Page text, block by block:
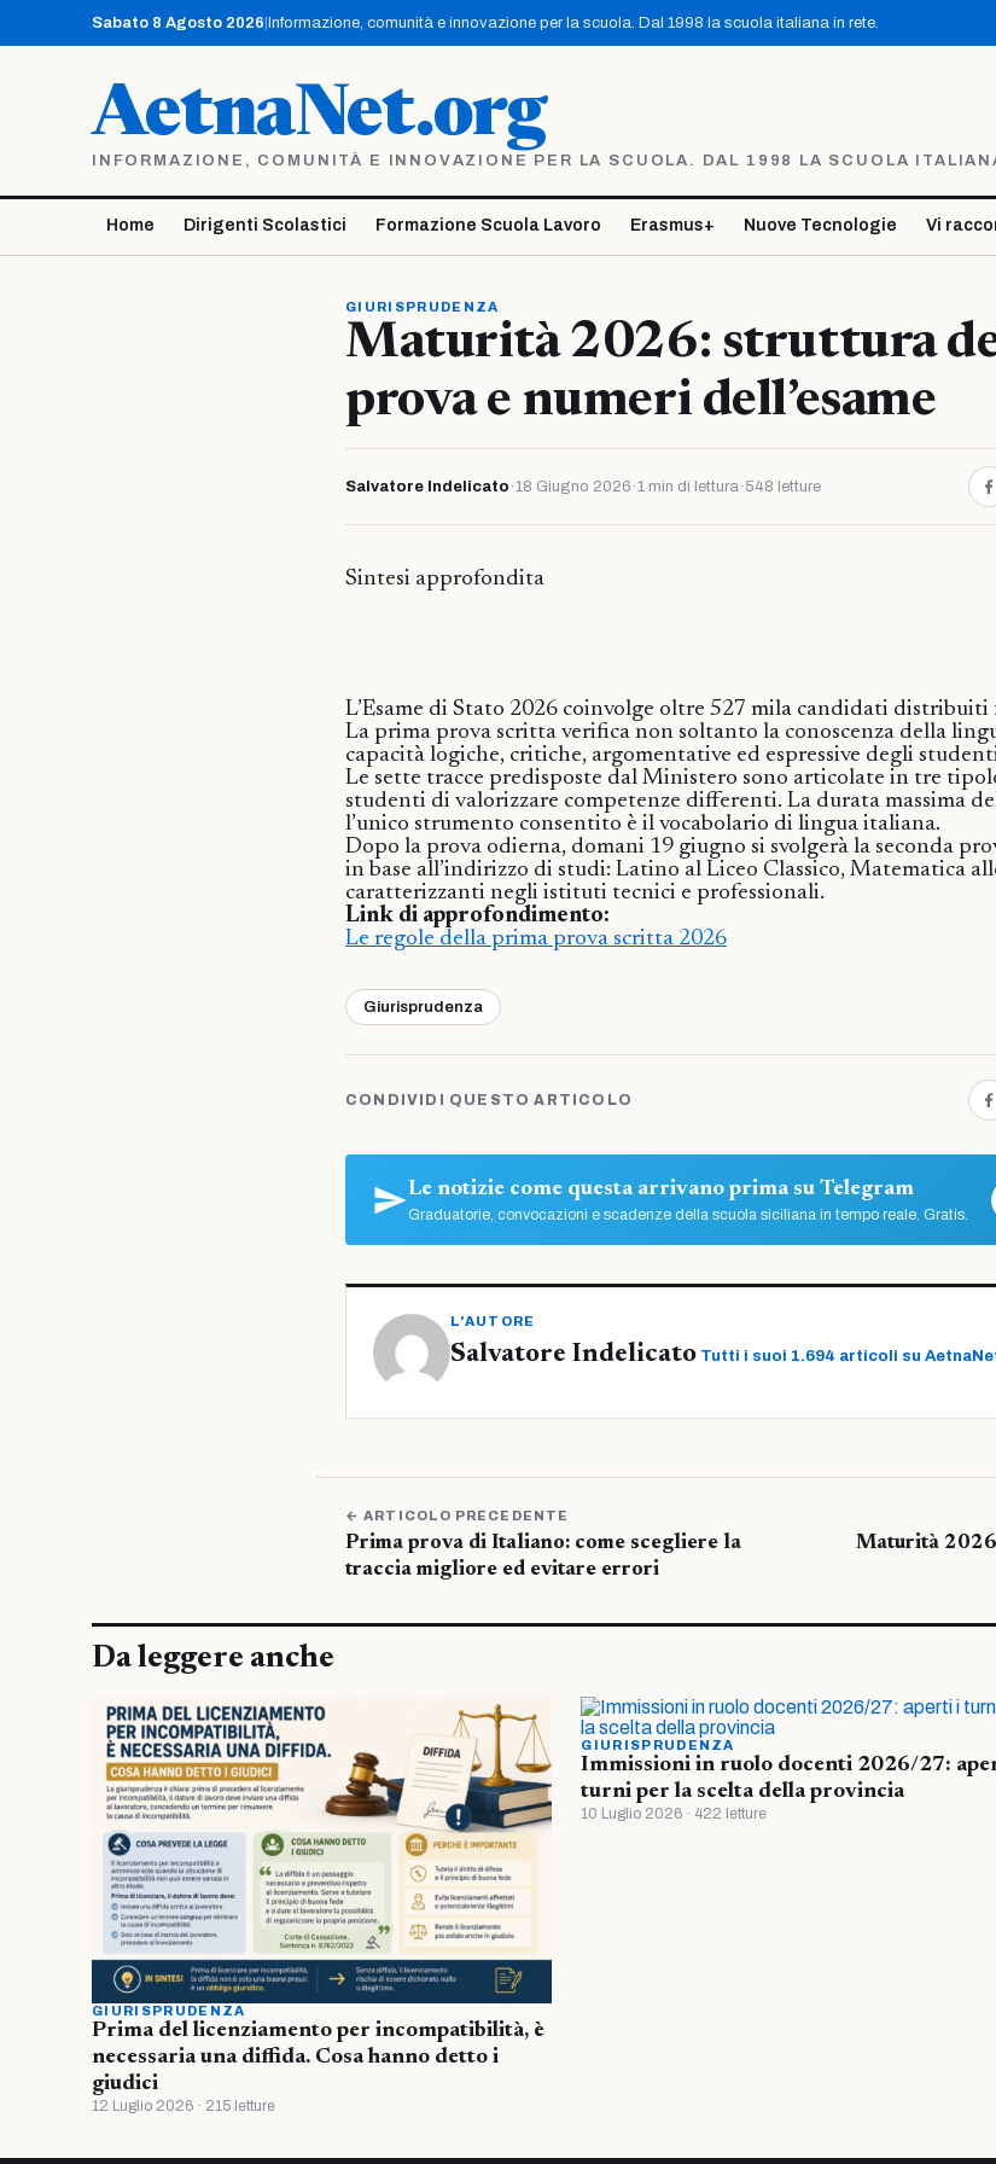
contenuto
Sabato 8 Agosto 2026 Informazione, comunità e innovazione per la scuola. Dal 1998 la scuola italiana in rete.
AetnaNet.org
INFORMAZIONE, COMUNITÀ E INNOVAZIONE PER LA SCUOLA. DAL 1998 LA SCUOLA
Home Dirigenti Scolastici Formazione Scuola Lavoro Erasmus+ Nuove Tecnologie Vi
GIURISPRUDENZA
Maturità 2026: struttura
prova e numeri dell’esame
Salvatore Indelicato ·18 Giugno 2026 ·1 min di lettura· 548 letture
Sintesi approfondita
L’Esame di Stato 2026 coinvolge oltre 527 mila candidati distribuiti
La prima prova scritta verifica non soltanto la conoscenza della
capacità logiche, critiche, argomentative ed espressive degli
Le sette tracce predisposte dal Ministero sono articolate in tre
studenti di valorizzare competenze differenti. La durata massima
l’unico strumento consentito è il vocabolario di lingua italiana.
Dopo la prova odierna, domani 19 giugno si svolgerà la seconda
in base all’indirizzo di studi: Latino al Liceo Classico, Matematica
caratterizzanti negli istituti tecnici e professionali.
Link di approfondimento:
Le regole della prima prova scritta 2026
Giurisprudenza
CONDIVIDI QUESTO ARTICOLO
Le notizie come questa arrivano prima su Telegram
Graduatorie, convocazioni e scadenze della scuola siciliana in tempo reale. Gratis.
L'AUTORE
Salvatore Indelicato Tutti i suoi 1.694 articoli su
← ARTICOLO PRECEDENTE
Prima prova di Italiano: come scegliere la
traccia migliore ed evitare errori
Maturità
Da leggere anche
GIURISPRUDENZA
Prima del licenziamento per incompatibilità, è
necessaria una diffida. Cosa hanno detto i
giudici
12 Luglio 2026 · 215 letture
GIURISPRUDENZA
Immissioni in ruolo docenti 2026/27:
turni per la scelta della provincia
10 Luglio 2026 · 422 letture